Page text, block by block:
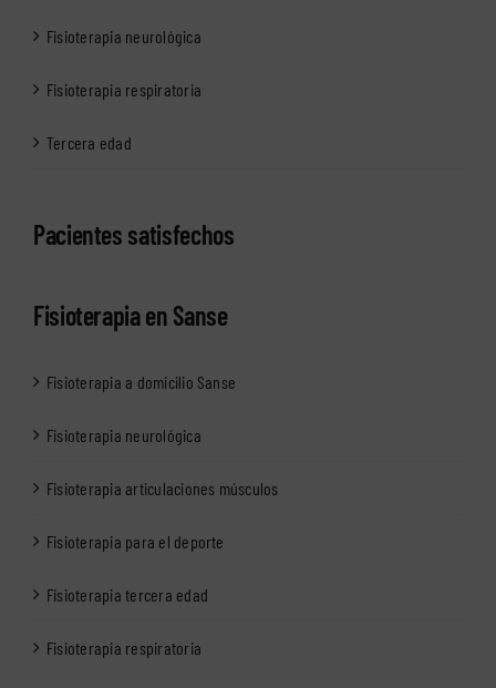
Fisioterapia neurológica
Fisioterapia respiratoria
Tercera edad
Pacientes satisfechos
Fisioterapia en Sanse
Fisioterapia a domicilio Sanse
Fisioterapia neurológica
Fisioterapia articulaciones músculos
Fisioterapia para el deporte
Fisioterapia tercera edad
Fisioterapia respiratoria